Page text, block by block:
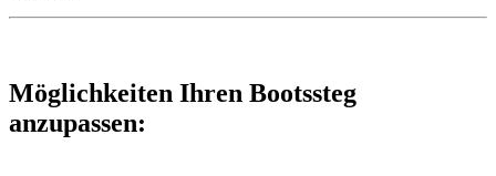
Möglichkeiten Ihren Bootssteg
anzupassen: